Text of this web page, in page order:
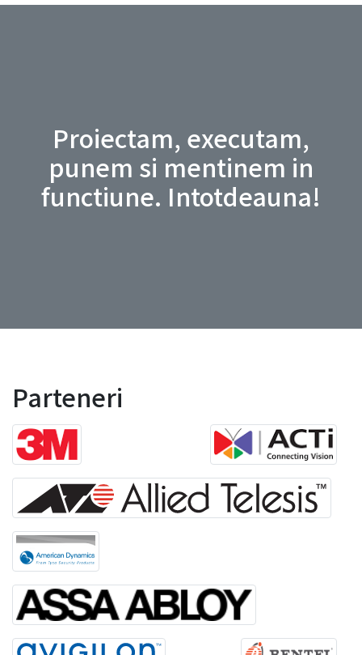
Proiectam, executam,
punem si mentinem in
functiune. Intotdeauna!
Parteneri